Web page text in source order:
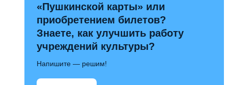
«Пушкинской карты» или
приобретением билетов?
Знаете, как улучшить работу
учреждений культуры?
Напишите — решим!